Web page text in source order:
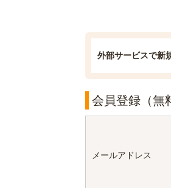
外部サービスで新
会員登録（無
メールアドレス